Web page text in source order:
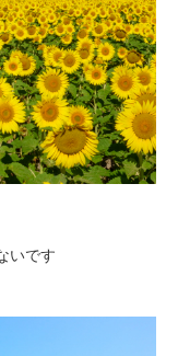
いです